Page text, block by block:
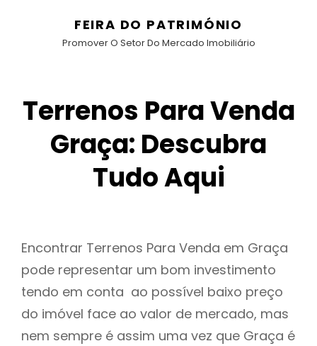
FEIRA DO PATRIMÓNIO
Promover O Setor Do Mercado Imobiliário
Terrenos Para Venda
Graça: Descubra
Tudo Aqui
Encontrar Terrenos Para Venda em Graça
pode representar um bom investimento
tendo em conta ao possível baixo preço
do imóvel face ao valor de mercado, mas
nem sempre é assim uma vez que Graça é